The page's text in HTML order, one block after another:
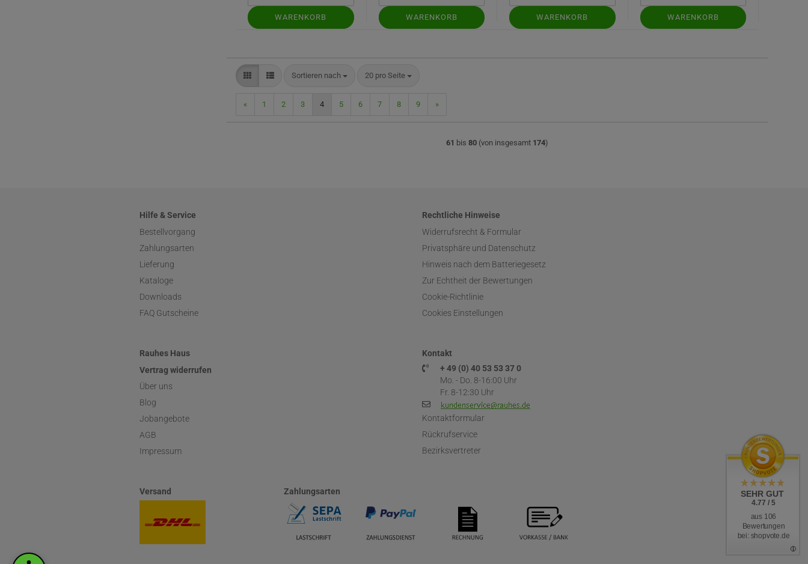
WARENKORB WARENKORB WARENKORB WARENKORB
Sortieren nach
Sortieren nach 20 pro Seite
pro Seite
« 1 2 3 4 5 6 7 8 9 »
61 bis 80 (von insgesamt 174)
Hilfe & Service
Bestellvorgang
Zahlungsarten
Lieferung
Kataloge
Downloads
FAQ Gutscheine
Rechtliche Hinweise
Widerrufsrecht & Formular
Privatsphäre und Datenschutz
Hinweis nach dem Batteriegesetz
Zur Echtheit der Bewertungen
Cookie-Richtlinie
Cookies Einstellungen
Rauhes Haus
Vertrag widerrufen
Über uns
Blog
Jobangebote
AGB
Impressum
Kontakt
+ 49 (0) 40 53 53 37 0
Mo. - Do. 8-16:00 Uhr
Fr. 8-12:30 Uhr
Kontaktformular
Rückrufservice
Bezirksvertreter
Versand Zahlungsarten SEHR GUT
4.77 / 5
aus 106
Bewertungen
bei: shopvote.de